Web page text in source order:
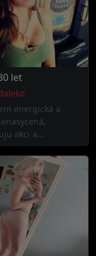
let
energická a
akci a...